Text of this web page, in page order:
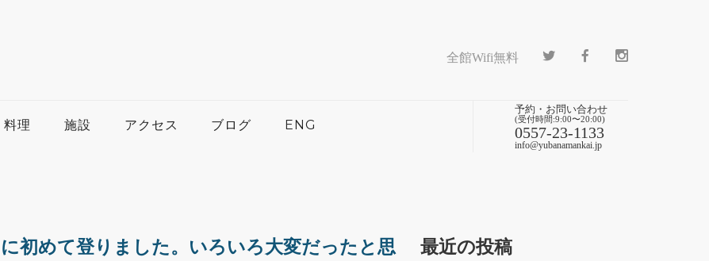
全館Wifi無料
料理 施設 アクセス ブログ ENG
予約・お問い合わせ
(受付時間:9:00〜20:00)
0557-23-1133
info@yubanamankai.jp
初めて登りました。いろいろ大変だったと思
最近の投稿